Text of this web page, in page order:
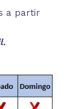
a partir